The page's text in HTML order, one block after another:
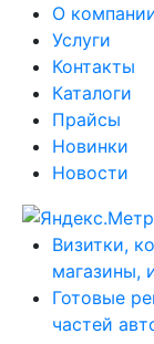
О
Услуги
Контакты
Каталоги
Прайсы
Новинки
Новости
Визитки,
магазины,
Готовые
частей